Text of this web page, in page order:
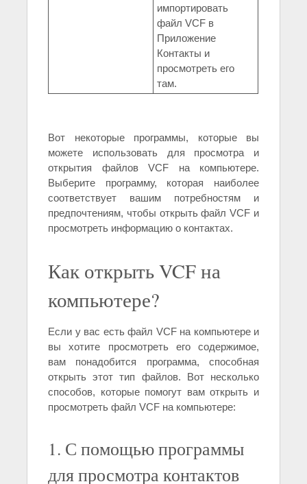
импортировать
файл VCF в
Приложение
Контакты и
просмотреть его
там.
Вот некоторые программы, которые вы
можете использовать для просмотра и
открытия файлов VCF на компьютере.
Выберите программу, которая наиболее
соответствует вашим потребностям и
предпочтениям, чтобы открыть файл VCF и
просмотреть информацию о контактах.
Как открыть VCF на
компьютере?
Если у вас есть файл VCF на компьютере и
вы хотите просмотреть его содержимое,
вам понадобится программа, способная
открыть этот тип файлов. Вот несколько
способов, которые помогут вам открыть и
просмотреть файл VCF на компьютере:
1. С помощью программы
для просмотра контактов